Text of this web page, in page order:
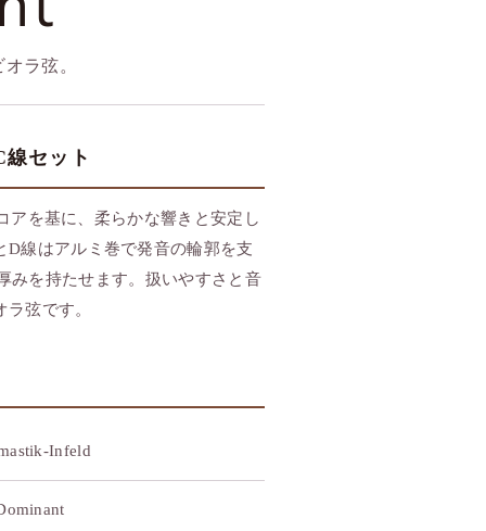
ラ弦。
セット
アを基に、柔らかな響きと安定し
線はアルミ巻で発音の輪郭を支
みを持たせます。扱いやすさと音
弦です。
Infeld